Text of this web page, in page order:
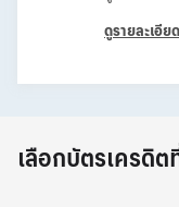
ข้
ดูรายละเอียด
เลือกบัตรเครดิ